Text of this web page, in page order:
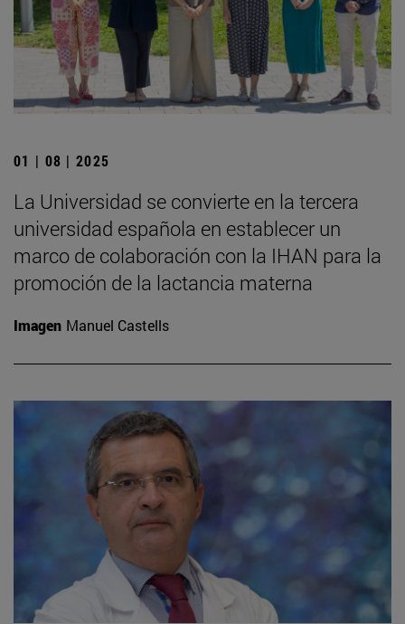
01 | 08 | 2025
La Universidad se convierte en la tercera
universidad española en establecer un
marco de colaboración con la IHAN para la
promoción de la lactancia materna
Imagen Manuel Castells